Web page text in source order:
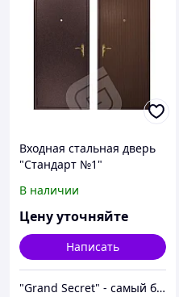
Входная стальная дверь
"Стандарт №1"
В наличии
Цену уточняйте
Написать
"Grand Secret" - cамый большой специализированный Showroom в Молдове